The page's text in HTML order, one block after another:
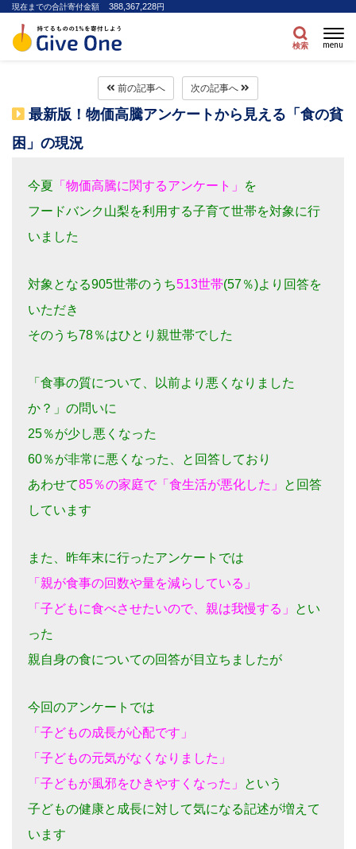
現在までの合計寄付金額 388,367,228円
検索 menu
前の記事へ 次の記事へ
最新版！物価高騰アンケートから見える「食の貧
困」の現況
今夏 「物価高騰に関するアンケート」
を
フードバンク山梨を利用する子育て世帯を対象に行
いました
対象となる905世帯のうち513世帯(57％)より回答を
いただき
そのうち78％はひとり親世帯でした
「食事の質について、以前より悪くなりました
か？」の問いに
25％が少し悪くなった
60％が非常に悪くなった、と回答しており
あわせて85％の家庭で「食生活が悪化した」
と回答
しています
また、昨年末に行ったアンケートでは
「親が食事の回数や量を減らしている」
「子どもに食べさせたいので、親は我慢する」
とい
った
親自身の食についての回答が目立ちましたが
今回のアンケートでは
「子どもの成長が心配です」
「子どもの元気がなくなりました」
「子どもが風邪をひきやすくなった」
という
子どもの健康と成長に対して気になる記述が増えて
います